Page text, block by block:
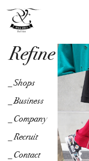
Refine
_Shops
_Business
_Company
_Recruit
_Contact
_Business
_Company